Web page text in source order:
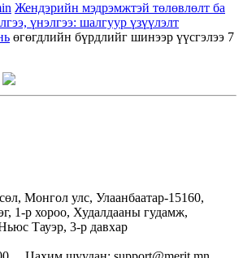
Жендэрийн мэдрэмжтэй төлөвлөлт ба
үнэлгээ: шалгуур үзүүлэлт
өгөгдлийн бүрдлийг шинээр үүсгэлээ 7
Монгол улс, Улаанбаатар-15160,
1-р хороо, Худалдааны гудамж,
Тауэр, 3-р давхар